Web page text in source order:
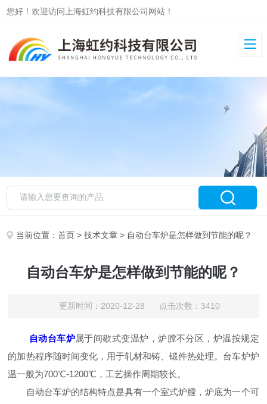
您好！欢迎访问上海虹约科技有限公司网站！
当前位置：首页 >技术文章 > 自动台车炉是怎样做到节能的呢？
自动台车炉是怎样做到节能的呢？
更新时间：2020-12-28 点击次数：3410
自动台车炉属于间歇式变温炉，炉膛不分区，炉温按规定
的加热程序随时间变化，用于轧材和铸、锻件热处理。台车炉炉
温一般为700℃-1200℃，工艺操作周期较长。
自动台车炉的结构特点是具有一个室式炉膛，炉底为一个可